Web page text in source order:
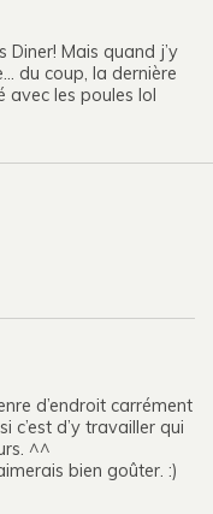
Diner! Mais quand j’y
du coup, la dernière
avec les poules lol
d’endroit carrément
c’est d’y travailler qui
^^
bien goûter. :)